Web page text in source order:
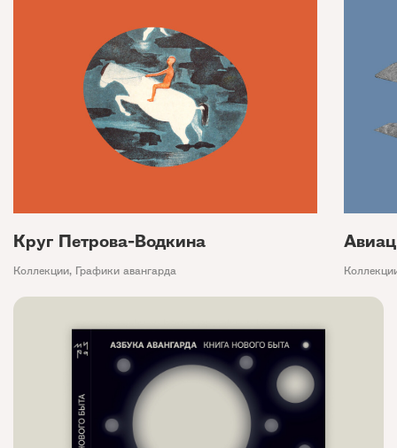
Круг Петрова-Водкина
Коллекции, Графики авангарда